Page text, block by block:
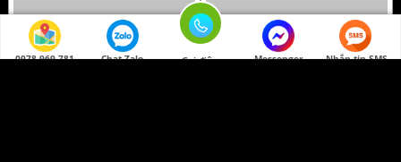
0978 969 781 Chat Zalo Gọi điện Messenger Nhắn tin SMS